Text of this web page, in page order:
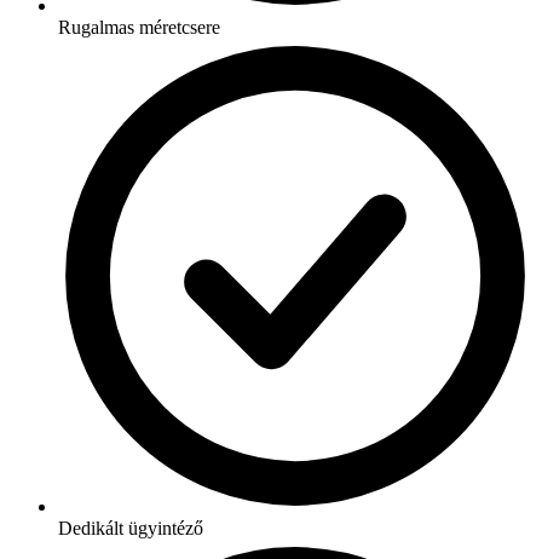
Rugalmas méretcsere
Dedikált ügyintéző